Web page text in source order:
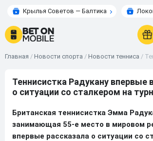
Крылья Советов — Балтика
Главная / Новости спорта / Новости тенниса /
Теннисистка Радукану впервые
о ситуации со сталкером на
Британская теннисистка Эмма
занимающая 55-е место в мировом
впервые рассказала о ситуации со